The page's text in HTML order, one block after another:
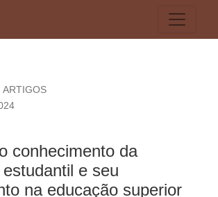
ARTIGOS
conhecimento da
e seu
na educação superior